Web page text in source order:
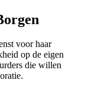
voor haar
op de eigen
die willen